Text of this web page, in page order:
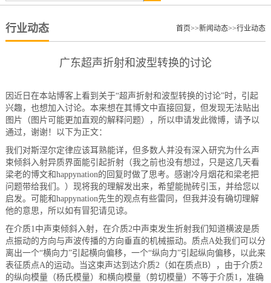
森
态
展
测
合
伴
中
心
术
文
档
服
务
与
支
持
联
系
德
斯
森
行业动态 首页>>新闻动态>>行业动态
广东超声折射和波型转换的讨论
因近日在本站博客上看到关于“超声折射和波型转换的讨论”时，引起
兴趣，也想加入讨论。本来想在其博文中直接回复，但发现无法贴出
图片（图片可能更加直观的解释问题），所以申请发此微博，请予以
通过，谢谢！以下为正文：
我们对斯涅尔定律应该耳熟能详，但多数人并没有深入研究为什么声
束倾斜入射异质界面能引起折射（我之前也没有想过，只是这几天看
梁老的博文和happynation的回复时做了思考。感谢冷月烟花和梁老把
问题带给我们。）现将我的理解发出来，希望能抛砖引玉，并给您以
启发。可能和happynation先生的观点有些雷同，但我并没有确切理解
他的意思，所以如有冒犯请见谅。
在介质1中声束倾斜入射，在介质2中声束发生折射我们知道横波是质
点振动的方向与声波传播的方向垂直的机械振动。质点A处我们可以分
离出一个“横向力”引起横向偏移，一个“纵向力”引起纵向偏移，以此来
表征质点A的运动。当这束声达到达介质2（如在质点B），由于介质2
的纵向模量（杨氏模量）和横向模量（剪切模量）不等于介质1，准确